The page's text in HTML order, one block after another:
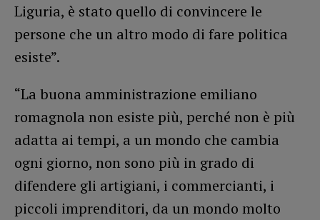
Liguria, è stato quello di convincere le
persone che un altro modo di fare politica
esiste”.
“La buona amministrazione emiliano
romagnola non esiste più, perché non è più
adatta ai tempi, a un mondo che cambia
ogni giorno, non sono più in grado di
difendere gli artigiani, i commercianti, i
piccoli imprenditori, da un mondo molto